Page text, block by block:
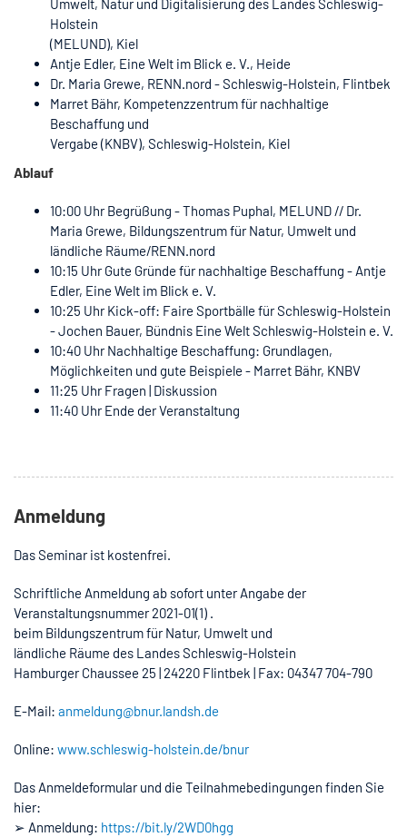
Holstein
(MELUND), Kiel
Antje Edler, Eine Welt im Blick e. V., Heide
Dr. Maria Grewe, RENN.nord - Schleswig-Holstein, Flintbek
Marret Bähr, Kompetenzzentrum für nachhaltige
Beschaffung und
Vergabe (KNBV), Schleswig-Holstein, Kiel
Ablauf
10:00 Uhr Begrüßung - Thomas Puphal, MELUND // Dr.
Maria Grewe, Bildungszentrum für Natur, Umwelt und
ländliche Räume/RENN.nord
10:15 Uhr Gute Gründe für nachhaltige Beschaffung - Antje
Edler, Eine Welt im Blick e. V.
10:25 Uhr Kick-off: Faire Sportbälle für Schleswig-Holstein
- Jochen Bauer, Bündnis Eine Welt Schleswig-Holstein e. V.
10:40 Uhr Nachhaltige Beschaffung: Grundlagen,
Möglichkeiten und gute Beispiele - Marret Bähr, KNBV
11:25 Uhr Fragen | Diskussion
11:40 Uhr Ende der Veranstaltung
Anmeldung
Das Seminar ist kostenfrei.
Schriftliche Anmeldung ab sofort unter Angabe der
Veranstaltungsnummer 2021-01(1) .
beim Bildungszentrum für Natur, Umwelt und
ländliche Räume des Landes Schleswig-Holstein
Hamburger Chaussee 25 | 24220 Flintbek | Fax: 04347 704-790
E-Mail: anmeldung@bnur.landsh.de
Online: www.schleswig-holstein.de/bnur
Das Anmeldeformular und die Teilnahmebedingungen finden Sie
hier:
➢ Anmeldung: https://bit.ly/2WD0hgg